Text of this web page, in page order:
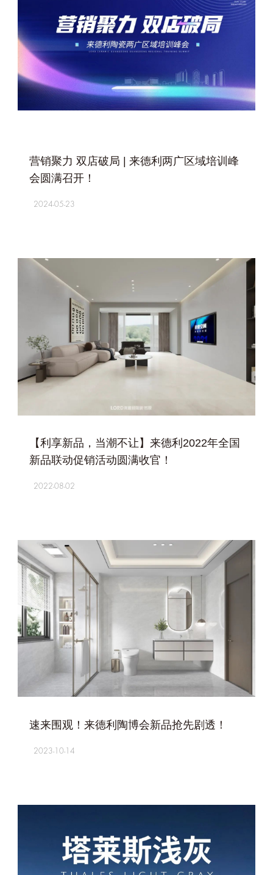
营销聚力 双店破局 | 来德利两广区域培训峰
会圆满召开！
2024-05-23
【利享新品，当潮不让】来德利2022年全国
新品联动促销活动圆满收官！
2022-08-02
速来围观！来德利陶博会新品抢先剧透！
2023-10-14